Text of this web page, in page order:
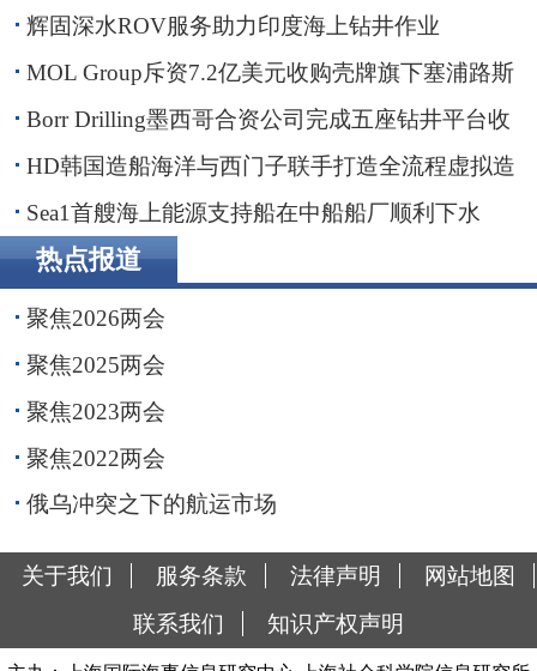
辉固深水ROV服务助力印度海上钻井作业
MOL Group斥资7.2亿美元收购壳牌旗下塞浦路斯
子公司
Borr Drilling墨西哥合资公司完成五座钻井平台收
购，交易额2.87亿美元
HD韩国造船海洋与西门子联手打造全流程虚拟造
船平台
Sea1首艘海上能源支持船在中船船厂顺利下水
热点报道
聚焦2026两会
聚焦2025两会
聚焦2023两会
聚焦2022两会
俄乌冲突之下的航运市场
关于我们 服务条款 法律声明
网站地图
联系我们
知识产权声明